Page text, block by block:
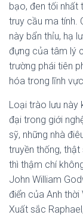
bạo, đen tối nhất
truy cầu ma tính.
này bẩn thỉu, hạ
đựng của tâm lý
trường phái tiên
hóa trong lĩnh
Loại trào lưu này
đại trong giới
sỹ, những nhà
truyền thống,
thì thậm chí
John William
điển của Anh
Xuất sắc